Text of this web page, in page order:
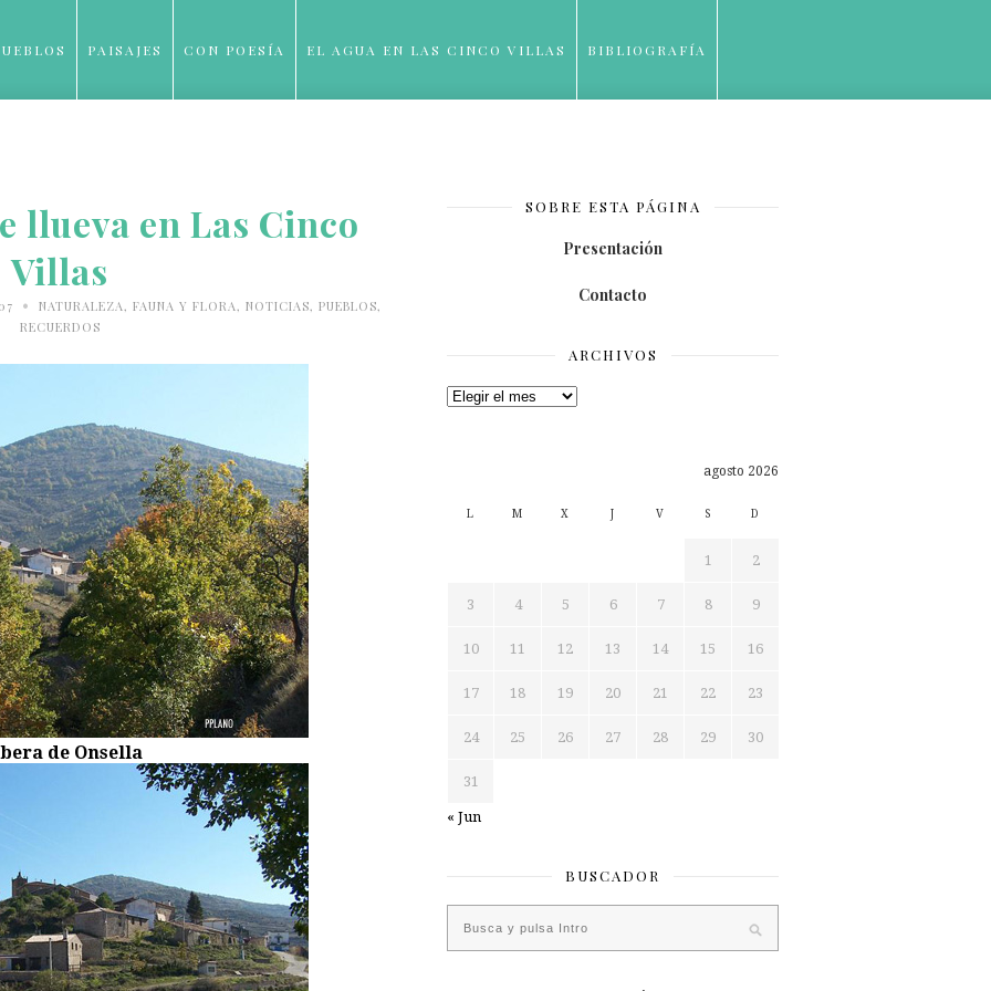
PAISAJES CON POESÍA EL AGUA EN LAS CINCO VILLAS BIBLIOGRAFÍA
llueva en Las Cinco
Villas
• NATURALEZA, FAUNA Y FLORA, NOTICIAS, PUEBLOS,
RECUERDOS
de Onsella
SOBRE ESTA PÁGINA
Presentación
Contacto
ARCHIVOS
Archivos
agosto 2026
L M X J V S D
1 2
3 4 5 6 7 8 9
10 11 12 13 14 15 16
17 18 19 20 21 22 23
24 25 26 27 28 29 30
31
« Jun
BUSCADOR